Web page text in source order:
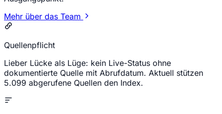
Mehr über das Team
Quellenpflicht
Lieber Lücke als Lüge: kein Live-Status ohne
dokumentierte Quelle mit Abrufdatum. Aktuell stützen
5.099 abgerufene Quellen den Index.